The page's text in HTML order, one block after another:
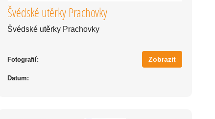
Švédské utěrky Prachovky
Švédské utěrky Prachovky
Fotografií:
Datum:
Zobrazit